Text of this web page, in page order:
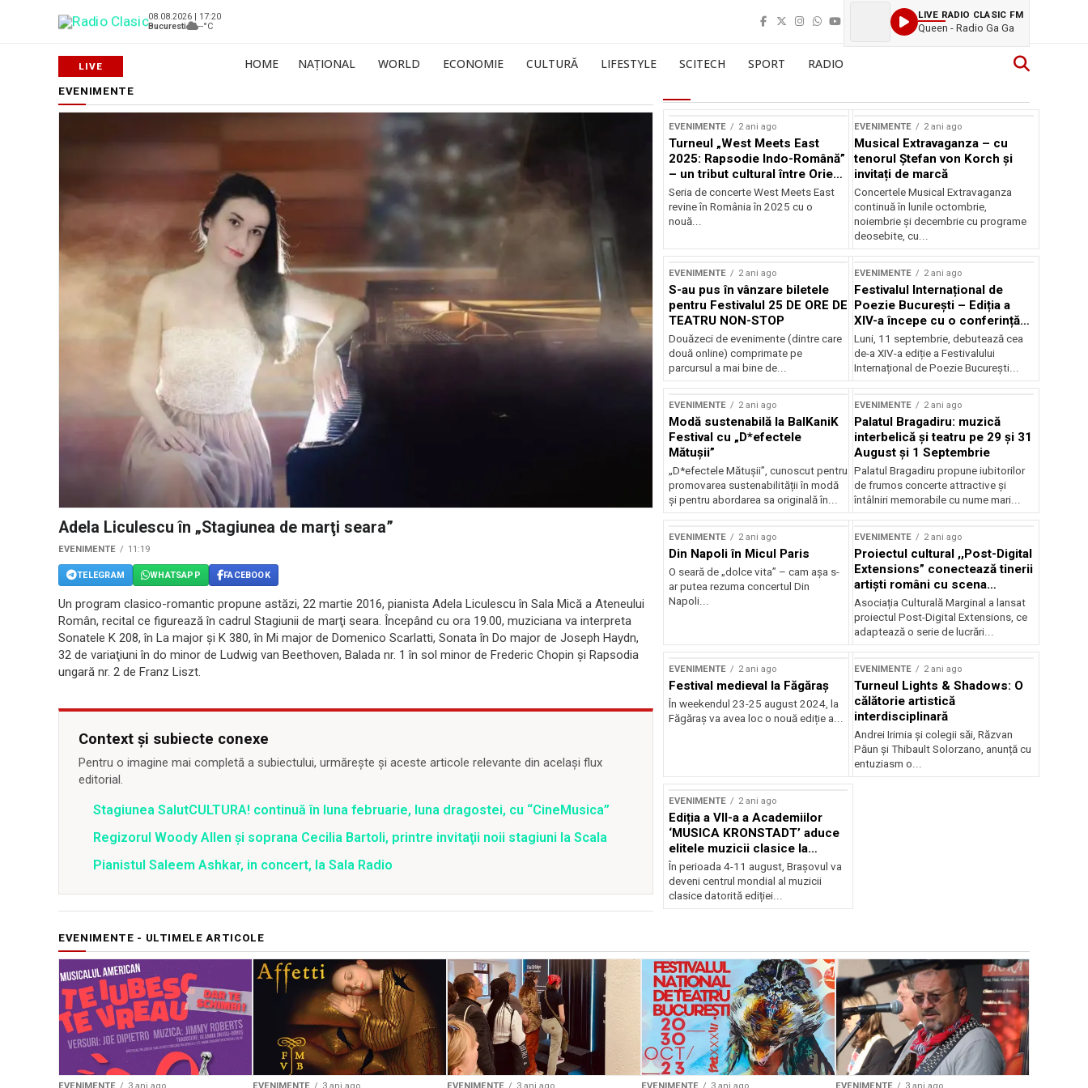
08.08.2026 | 17:20
Bucuresti
--°C
LIVE RADIO CLASIC FM
Queen - Radio Ga Ga
HOME NAȚIONAL WORLD ECONOMIE CULTURĂ LIFESTYLE SCITECH SPORT RADIO
EVENIMENTE
Adela Liculescu în „Stagiunea de marţi seara”
EVENIMENTE 11:19
TELEGRAM WHATSAPP FACEBOOK
Un program clasico-romantic propune astăzi, 22 martie 2016, pianista Adela Liculescu în Sala Mică a Ateneului
Român, recital ce figurează în cadrul Stagiunii de marţi seara. Începând cu ora 19.00, muziciana va interpreta
Sonatele K 208, în La major şi K 380, în Mi major de Domenico Scarlatti, Sonata în Do major de Joseph Haydn,
32 de variaţiuni în do minor de Ludwig van Beethoven, Balada nr. 1 în sol minor de Frederic Chopin şi Rapsodia
ungară nr. 2 de Franz Liszt.
Context și subiecte conexe
Pentru o imagine mai completă a subiectului, urmărește și aceste articole relevante din același flux
editorial.
Stagiunea SalutCULTURA! continuă în luna februarie, luna dragostei, cu “CineMusica”
Regizorul Woody Allen şi soprana Cecilia Bartoli, printre invitaţii noii stagiuni la Scala
Pianistul Saleem Ashkar, in concert, la Sala Radio
EVENIMENTE 2 ani ago
Turneul „West Meets East
2025: Rapsodie Indo-Română”
– un tribut cultural între Orient
și Occident
Seria de concerte West Meets East
revine în România în 2025 cu o
nouă...
EVENIMENTE 2 ani ago
Musical Extravaganza – cu
tenorul Ștefan von Korch și
invitați de marcă
Concertele Musical Extravaganza
continuă în lunile octombrie,
noiembrie şi decembrie cu programe
deosebite, cu...
EVENIMENTE 2 ani ago
S-au pus în vânzare biletele
pentru Festivalul 25 DE ORE DE
TEATRU NON-STOP
Douăzeci de evenimente (dintre care
două online) comprimate pe
parcursul a mai bine de...
EVENIMENTE 2 ani ago
Festivalul Internațional de
Poezie București – Ediția a
XIV-a începe cu o conferință
despre limba română
susținută de Marco Lucchesi
Luni, 11 septembrie, debutează cea
de-a XIV-a ediție a Festivalului
Internațional de Poezie București...
EVENIMENTE 2 ani ago
Modă sustenabilă la BalKaniK
Festival cu „D*efectele
Mătușii”
„D*efectele Mătușii”, cunoscut pentru
promovarea sustenabilității în modă
și pentru abordarea sa originală în...
EVENIMENTE 2 ani ago
Palatul Bragadiru: muzică
interbelică şi teatru pe 29 şi 31
August şi 1 Septembrie
Palatul Bragadiru propune iubitorilor
de frumos concerte attractive şi
întâlniri memorabile cu nume mari...
EVENIMENTE 2 ani ago
Din Napoli în Micul Paris
O seară de „dolce vita” – cam așa s-
ar putea rezuma concertul Din
Napoli...
EVENIMENTE 2 ani ago
Proiectul cultural ,,Post-Digital
Extensions” conectează tinerii
artiști români cu scena
internațională
Asociația Culturală Marginal a lansat
proiectul Post-Digital Extensions, ce
adaptează o serie de lucrări...
EVENIMENTE 2 ani ago
Festival medieval la Făgăraș
În weekendul 23-25 august 2024, la
Făgăraș va avea loc o nouă ediție a...
EVENIMENTE 2 ani ago
Turneul Lights & Shadows: O
călătorie artistică
interdisciplinară
Andrei Irimia și colegii săi, Răzvan
Păun și Thibault Solorzano, anunță cu
entuziasm o...
EVENIMENTE 2 ani ago
Ediția a VII-a a Academiilor
‘MUSICA KRONSTADT’ aduce
elitele muzicii clasice la
Brașov
În perioada 4-11 august, Brașovul va
deveni centrul mondial al muzicii
clasice datorită ediției...
EVENIMENTE - ULTIMELE ARTICOLE
EVENIMENTE 3 ani ago EVENIMENTE 3 ani ago EVENIMENTE 3 ani ago EVENIMENTE 3 ani ago EVENIMENTE 3 ani ago